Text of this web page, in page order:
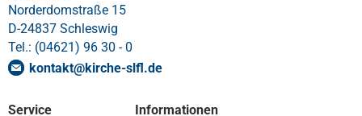
Norderdomstraße 15
D-24837 Schleswig
Tel.: (04621) 96 30 - 0
kontakt@kirche-slfl.de
Service
Informationen